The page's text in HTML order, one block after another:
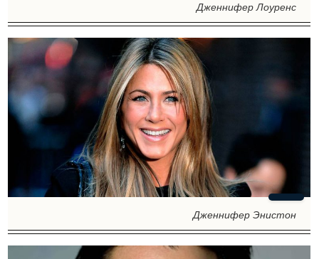
Дженнифер Лоуренс
Дженнифер Энистон